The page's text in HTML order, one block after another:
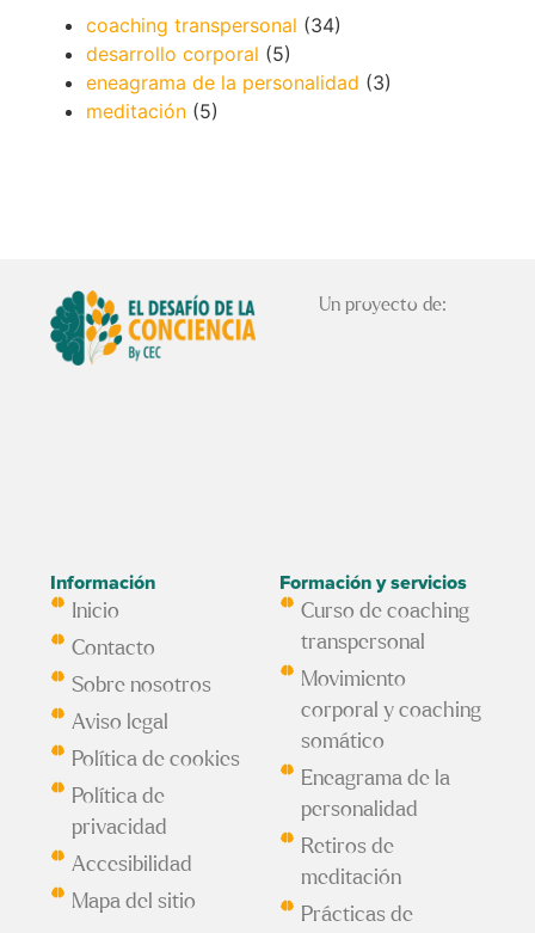
coaching transpersonal (34)
desarrollo corporal (5)
eneagrama de la personalidad (3)
meditación (5)
Un proyecto de:
Información
Inicio
Contacto
Sobre nosotros
Aviso legal
Política de cookies
Política de
privacidad
Accesibilidad
Mapa del sitio
Formación y servicios
Curso de coaching
transpersonal
Movimiento
corporal y coaching
somático
Eneagrama de la
personalidad
Retiros de
meditación
Prácticas de